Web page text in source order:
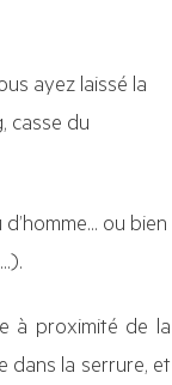
ayez laissé la
casse du
ou bien
à proximité de la
dans la serrure, et